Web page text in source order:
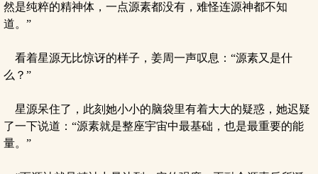
然是纯粹的精神体，一点源素都没有，难怪连源神都不知
道。”
看着星源无比惊讶的样子，姜周一声叹息：“源素又是什
么？”
星源呆住了，此刻她小小的脑袋里有着大大的疑惑，她迟疑
了一下说道：“源素就是整座宇宙中最基础，也是最重要的能
量。”